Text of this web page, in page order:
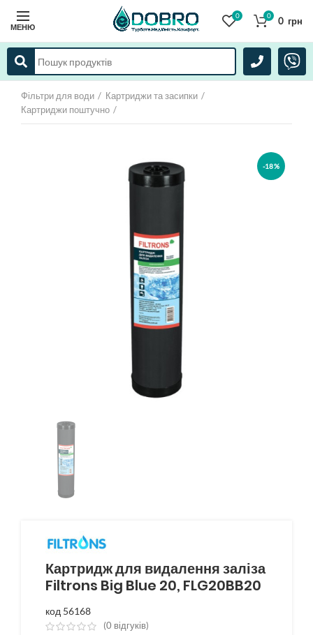
МЕНЮ
0 0 0 грн
Фільтри для води
Картриджи та засипки
Картриджи поштучно
-18%
Картридж для видалення заліза
Filtrons Big Blue 20, FLG20BB20
код 56168
(0 відгуків)